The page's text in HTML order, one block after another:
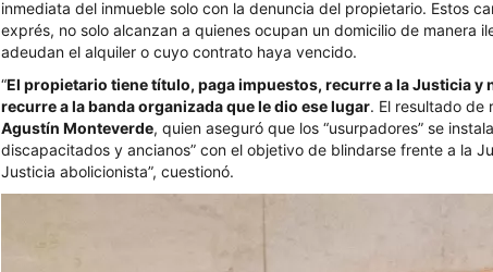
inmediata del inmueble solo con la denuncia del propietario. Estos
exprés, no solo alcanzan a quienes ocupan un domicilio de manera
adeudan el alquiler o cuyo contrato haya vencido.
“El propietario tiene título, paga impuestos, recurre a la Justicia y
recurre a la banda organizada que le dio ese lugar. El resultado de
Agustín Monteverde, quien aseguró que los “usurpadores” se
discapacitados y ancianos” con el objetivo de blindarse frente a la
Justicia abolicionista”, cuestionó.